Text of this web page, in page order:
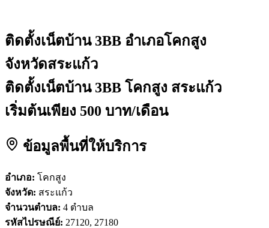
ติดตั้งเน็ตบ้าน 3BB อำเภอโคกสูง
จังหวัดสระแก้ว
ติดตั้งเน็ตบ้าน 3BB โคกสูง สระแก้ว
เริ่มต้นเพียง 500 บาท/เดือน
ข้อมูลพื้นที่ให้บริการ
อำเภอ: โคกสูง
จังหวัด: สระแก้ว
จำนวนตำบล: 4 ตำบล
รหัสไปรษณีย์: 27120, 27180